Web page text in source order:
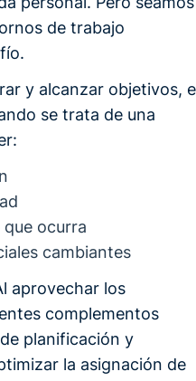
de trabajo
y alcanzar objetivos,
se trata de una
ocurra
cambiantes
aprovechar los
complementos
planificación y
la asignación de